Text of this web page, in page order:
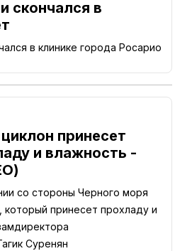
скончался в
в клинике города Росарио
принесет
и влажность -
со стороны Черного моря
который принесет прохладу и
Суренян